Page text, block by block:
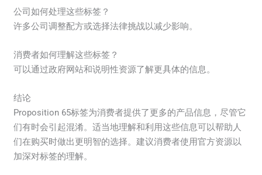
公司如何处理这些标签？
许多公司调整配方或选择法律挑战以减少影响。
消费者如何理解这些标签？
可以通过政府网站和说明性资源了解更具体的信息。
结论
Proposition 65标签为消费者提供了更多的产品信息，尽管它
们有时会引起混淆。适当地理解和利用这些信息可以帮助人
们在购买时做出更明智的选择。建议消费者使用官方资源以
加深对标签的理解。